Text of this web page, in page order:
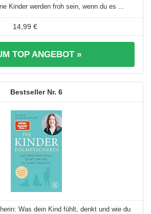
Kinder werden froh sein, wenn du es ...
14,99 €
TOP ANGEBOT »
6
Was dein Kind fühlt, denkt und wie du